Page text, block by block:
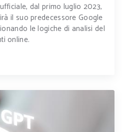
dal primo luglio 2023,
il suo predecessore Google
le logiche di analisi del
online.